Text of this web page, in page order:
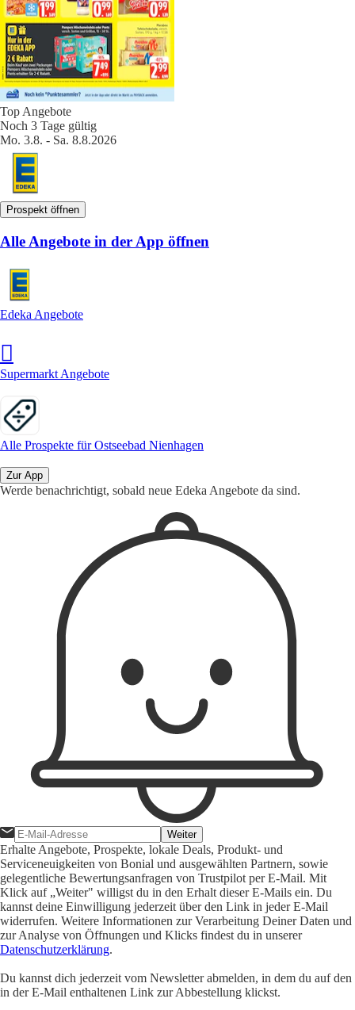
Top Angebote
Noch 3 Tage gültig
Mo. 3.8. - Sa. 8.8.2026
Prospekt öffnen
Alle Angebote in der App öffnen
Edeka Angebote
Supermarkt Angebote
Alle Prospekte für Ostseebad Nienhagen
Zur App
Werde benachrichtigt, sobald neue Edeka Angebote da sind.
Weiter
Erhalte Angebote, Prospekte, lokale Deals, Produkt- und
Serviceneuigkeiten von Bonial und ausgewählten Partnern, sowie
gelegentliche Bewertungsanfragen von Trustpilot per E-Mail. Mit
Klick auf „Weiter" willigst du in den Erhalt dieser E-Mails ein. Du
kannst deine Einwilligung jederzeit über den Link in jeder E-Mail
widerrufen. Weitere Informationen zur Verarbeitung Deiner Daten und
zur Analyse von Öffnungen und Klicks findest du in unserer
Datenschutzerklärung.
Du kannst dich jederzeit vom Newsletter abmelden, in dem du auf den
in der E-Mail enthaltenen Link zur Abbestellung klickst.